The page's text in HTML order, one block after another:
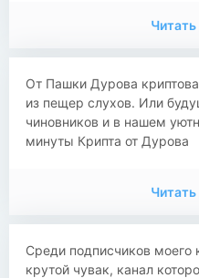
От Пашки Дурова
из пещер слухов. Или
чиновников и в нашем
минуты Крипта от Дурова
Среди подписчиков моего
крутой чувак, канал